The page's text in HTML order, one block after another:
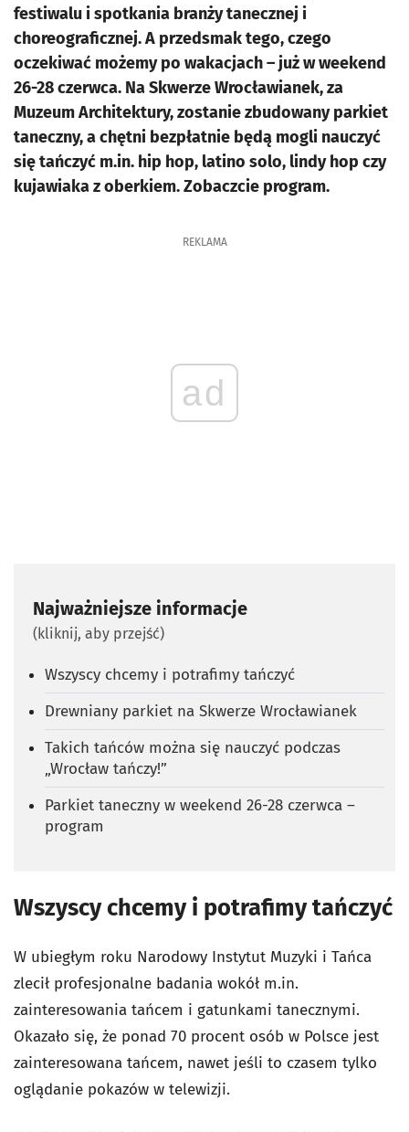
festiwalu i spotkania branży tanecznej i
choreograficznej. A przedsmak tego, czego
oczekiwać możemy po wakacjach – już w weekend
26-28 czerwca. Na Skwerze Wrocławianek, za
Muzeum Architektury, zostanie zbudowany parkiet
taneczny, a chętni bezpłatnie będą mogli nauczyć
się tańczyć m.in. hip hop, latino solo, lindy hop czy
kujawiaka z oberkiem. Zobaczcie program.
REKLAMA
ad
Najważniejsze informacje
(kliknij, aby przejść)
Wszyscy chcemy i potrafimy tańczyć
Drewniany parkiet na Skwerze Wrocławianek
Takich tańców można się nauczyć podczas
„Wrocław tańczy!”
Parkiet taneczny w weekend 26-28 czerwca –
program
Wszyscy chcemy i potrafimy tańczyć
W ubiegłym roku Narodowy Instytut Muzyki i Tańca
zlecił profesjonalne badania wokół m.in.
zainteresowania tańcem i gatunkami tanecznymi.
Okazało się, że ponad 70 procent osób w Polsce jest
zainteresowana tańcem, nawet jeśli to czasem tylko
oglądanie pokazów w telewizji.